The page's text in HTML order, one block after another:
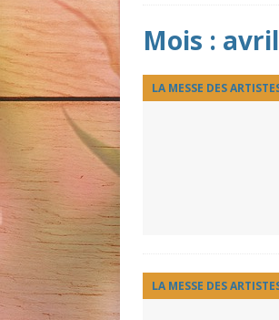
Mois :
LA MESSE DES
LA MESSE DES